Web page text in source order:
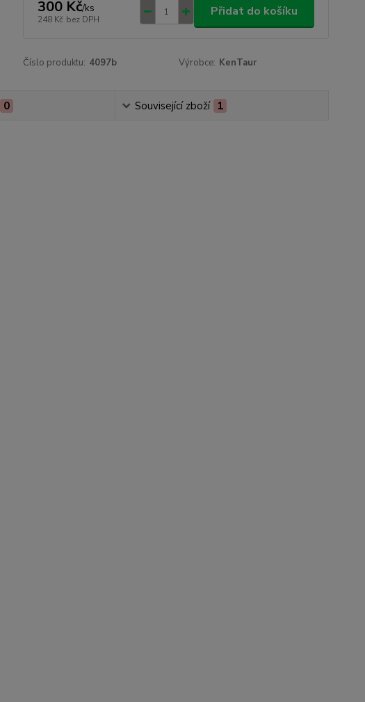
300 Kč/ks
248 Kč bez DPH
Přidat do košíku
Číslo produktu: 4097b Výrobce: KenTaur
0 Související zboží 1